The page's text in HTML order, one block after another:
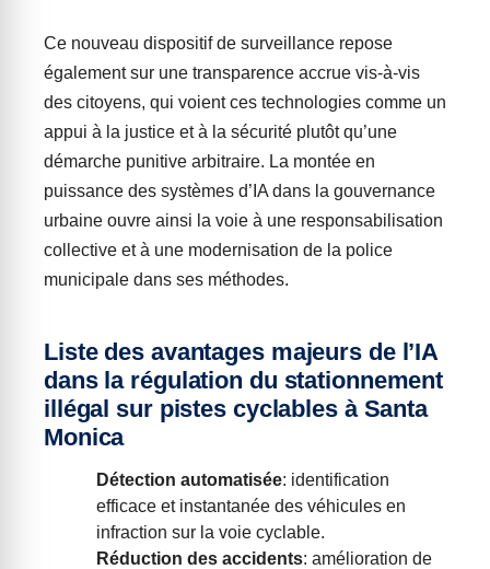
Ce nouveau dispositif de surveillance repose
également sur une transparence accrue vis-à-vis
des citoyens, qui voient ces technologies comme un
appui à la justice et à la sécurité plutôt qu’une
démarche punitive arbitraire. La montée en
puissance des systèmes d’IA dans la gouvernance
urbaine ouvre ainsi la voie à une responsabilisation
collective et à une modernisation de la police
municipale dans ses méthodes.
Liste des avantages majeurs de l’IA
dans la régulation du stationnement
illégal sur pistes cyclables à Santa
Monica
Détection automatisée: identification
efficace et instantanée des véhicules en
infraction sur la voie cyclable.
Réduction des accidents: amélioration de